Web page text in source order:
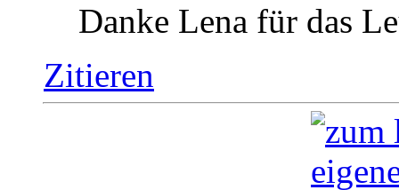
Danke Lena für das
Zitieren